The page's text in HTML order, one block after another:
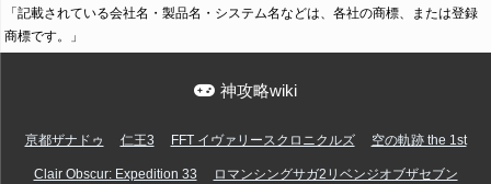
「記載されている会社名・製品名・システム名などは、各社の商標、または登録
商標です。」
神攻略wiki
亰都ザナドゥ 仁王3 FFT イヴァリースクロニクルズ 空の軌跡 the 1st
Clair Obscur: Expedition 33 ロマンシングサガ2リベンジオブザセブン